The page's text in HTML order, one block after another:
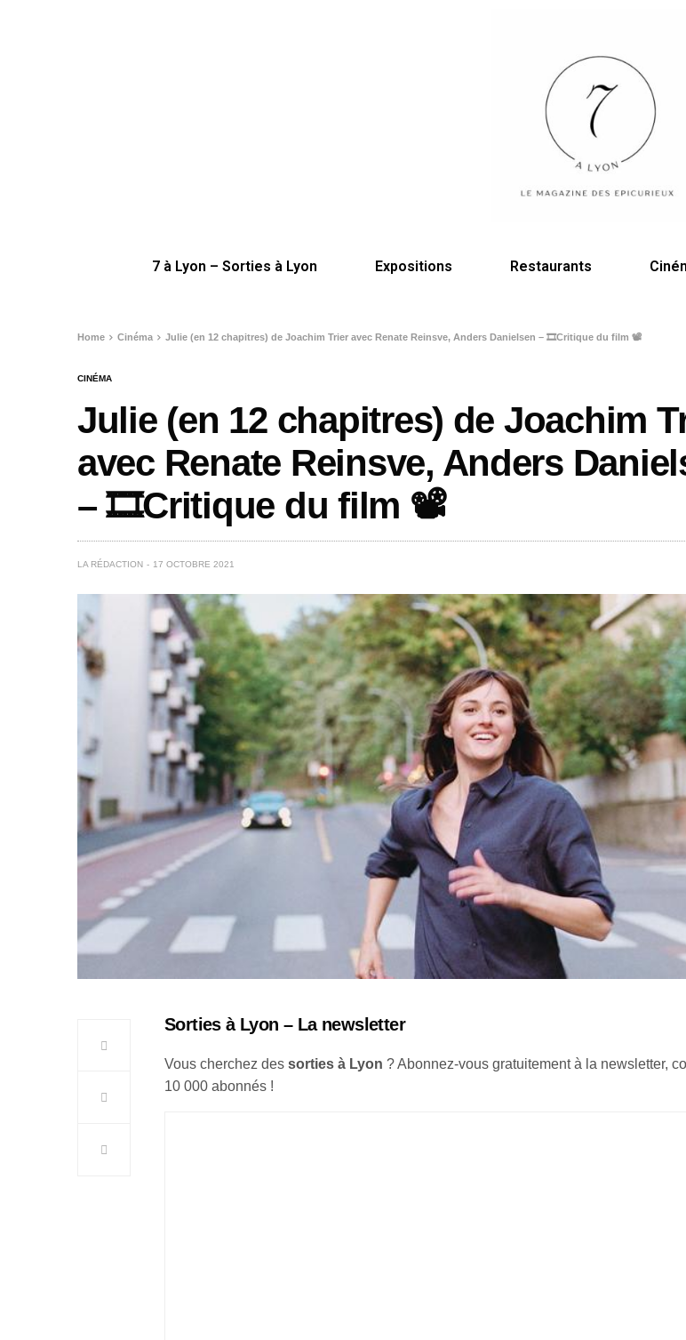
7 à Lyon – Sorties à Lyon Expositions Restaurants
Home Cinéma Julie (en 12 chapitres) de Joachim Trier avec Renate Reinsve, Anders Danielsen – 🎞️Critique du film 📽️
CINÉMA
Julie (en 12 chapitres) de Joachim
avec Renate Reinsve, Anders
– 🎞️Critique du film 📽️
LA RÉDACTION 17 OCTOBRE 2021
Sorties à Lyon – La newsletter
Vous cherchez dessorties à Lyon ? Abonnez-vous gratuitement à la newsletter,
10 000 abonnés !